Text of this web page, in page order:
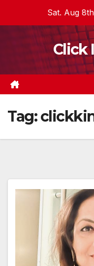
Sat. Aug
Click
Tag: